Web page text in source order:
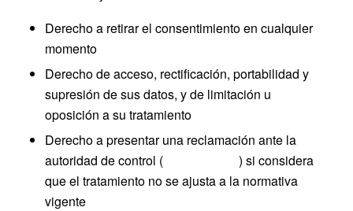
Derecho a retirar el consentimiento en cualquier
momento
Derecho de acceso, rectificación, portabilidad y
supresión de sus datos, y de limitación u
oposición a su tratamiento
Derecho a presentar una reclamación ante la
autoridad de control (www.aepd.es ) si considera
que el tratamiento no se ajusta a la normativa
vigente